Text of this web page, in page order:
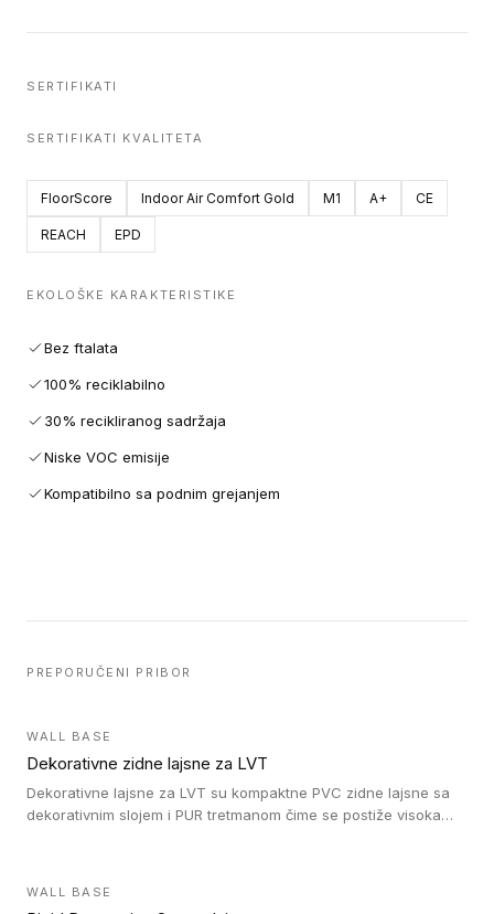
SERTIFIKATI
SERTIFIKATI KVALITETA
FloorScore Indoor Air Comfort Gold M1 A+ CE
REACH EPD
EKOLOŠKE KARAKTERISTIKE
Bez ftalata
100% reciklabilno
30% recikliranog sadržaja
Niske VOC emisije
Kompatibilno sa podnim grejanjem
PREPORUČENI PRIBOR
WALL BASE
Dekorativne zidne lajsne za LVT
Dekorativne lajsne za LVT su kompaktne PVC zidne lajsne sa
dekorativnim slojem i PUR tretmanom čime se postiže visoka
WALL BASE